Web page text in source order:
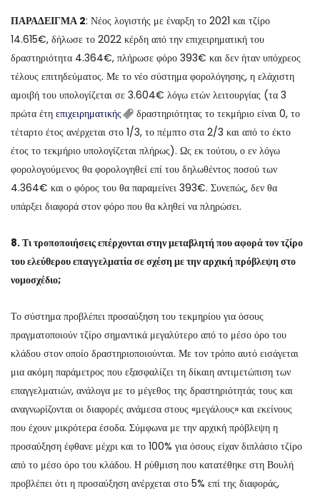
ΠΑΡΑΔΕΙΓΜΑ 2: Νέος λογιστής με έναρξη το 2021 και τζίρο
14.615€, δήλωσε το 2022 κέρδη από την επιχειρηματική του
δραστηριότητα 4.364€, πλήρωσε φόρο 393€ και δεν ήταν υπόχρεος
τέλους επιτηδεύματος. Με το νέο σύστημα φορολόγησης, η ελάχιστη
αμοιβή του υπολογίζεται σε 3.604€ λόγω ετών λειτουργίας (τα 3
πρώτα έτη επιχειρηματικής
δραστηριότητας το τεκμήριο είναι 0, το
τέταρτο έτος ανέρχεται στο 1/3, το πέμπτο στα 2/3 και από το έκτο
έτος το τεκμήριο υπολογίζεται πλήρως). Ως εκ τούτου, ο εν λόγω
φορολογούμενος θα φορολογηθεί επί του δηλωθέντος ποσού των
4.364€ και ο φόρος του θα παραμείνει 393€. Συνεπώς, δεν θα
υπάρξει διαφορά στον φόρο που θα κληθεί να πληρώσει.
8. Τι τροποποιήσεις επέρχονται στην μεταβλητή που αφορά τον τζίρο
του ελεύθερου επαγγελματία σε σχέση με την αρχική πρόβλεψη στο
νομοσχέδιο;
Το σύστημα προβλέπει προσαύξηση του τεκμηρίου για όσους
πραγματοποιούν τζίρο σημαντικά μεγαλύτερο από το μέσο όρο του
κλάδου στον οποίο δραστηριοποιούνται. Με τον τρόπο αυτό εισάγεται
μια ακόμη παράμετρος που εξασφαλίζει τη δίκαιη αντιμετώπιση των
επαγγελματιών, ανάλογα με το μέγεθος της δραστηριότητάς τους και
αναγνωρίζονται οι διαφορές ανάμεσα στους «μεγάλους» και εκείνους
που έχουν μικρότερα έσοδα. Σύμφωνα με την αρχική πρόβλεψη η
προσαύξηση έφθανε μέχρι και το 100% για όσους είχαν διπλάσιο τζίρο
από το μέσο όρο του κλάδου. Η ρύθμιση που κατατέθηκε στη Βουλή
προβλέπει ότι η προσαύξηση ανέρχεται στο 5% επί της διαφοράς,